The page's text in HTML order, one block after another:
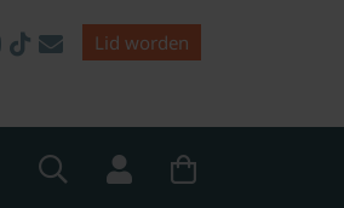
Lid worden